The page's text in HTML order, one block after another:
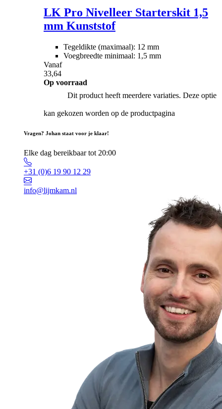
LK Pro Nivelleer Starterskit 1,5
mm Kunststof
Tegeldikte (maximaal): 12 mm
Voegbreedte minimaal: 1,5 mm
Vanaf
33,64
Op voorraad
Dit product heeft meerdere variaties. Deze optie
kan gekozen worden op de productpagina
Vragen? Johan staat voor je klaar!
Elke dag bereikbaar tot 20:00
+31 (0)6 19 90 12 29
info@lijmkam.nl